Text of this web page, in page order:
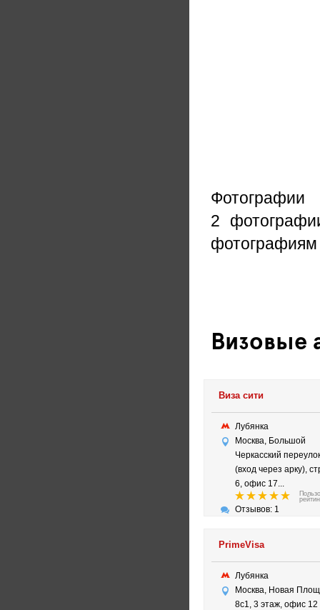
Фотографии
2
Визовые
Виза сити
Лубянка
Москва, Большой
Черкасский
(вход через арку),
6, офис 17...
Отзывов: 1
PrimeVisa
Лубянка
Москва, Новая
8с1, 3 этаж, офис 12